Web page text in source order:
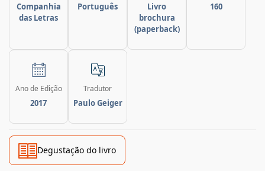
Companhia
das Letras
Português
Livro
brochura
(paperback)
160
Ano de Edição
2017
Tradutor
Paulo Geiger
Degustação do livro